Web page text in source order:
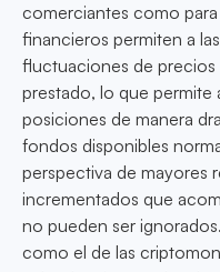
comerciantes como
financieros permiten a
fluctuaciones de precios
prestado, lo que permite
posiciones de manera
fondos disponibles
perspectiva de mayores
incrementados que
no pueden ser
como el de las